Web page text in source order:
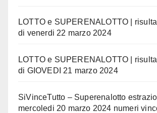
LOTTO e SUPERENALOTTO |
di venerdi 22 marzo 2024
LOTTO e SUPERENALOTTO |
di GIOVEDI 21 marzo 2024
SiVinceTutto – Superenalotto
mercoledi 20 marzo 2024 numeri